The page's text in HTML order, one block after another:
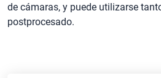
de cámaras, y puede utilizarse
postprocesado.